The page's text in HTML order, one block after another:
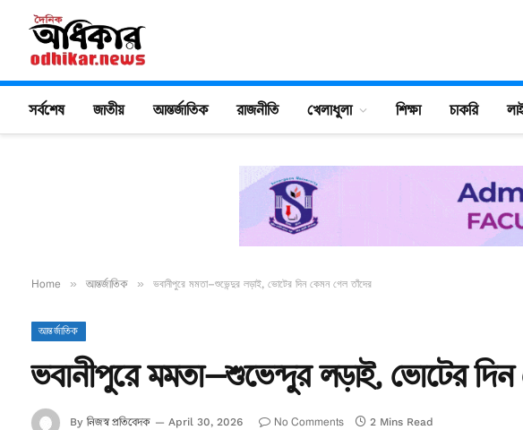
সর্বশেষ জাতীয় আন্তর্জাতিক রাজনীতি খেলাধুলা শিক্ষা চাকরি
Home » আন্তর্জাতিক » ভবানীপুরে মমতা–শুভেন্দুর লড়াই, ভোটের দিন কেমন গেল তাঁদের
আন্তর্জাতিক
ভবানীপুরে মমতা–শুভেন্দুর লড়াই, ভোটের
By নিজস্ব প্রতিবেদক April 30, 2026 No Comments 2 Mins Read